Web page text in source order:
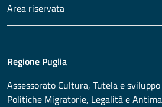
Area riservata
Regione Puglia
Assessorato Cultura, Tutela e
Politiche Migratorie, Legalità e